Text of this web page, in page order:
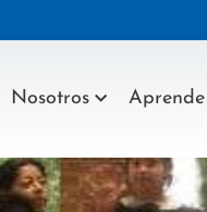
Nosotros Aprende